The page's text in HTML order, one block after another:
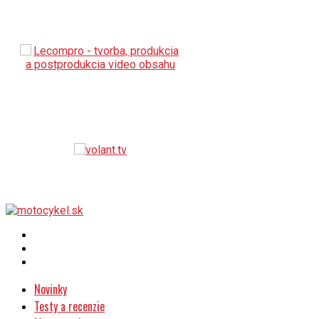
Orientačná rally otvorí motosezónu v Banskobystrickom kraji
Novinky
Testy a recenzie